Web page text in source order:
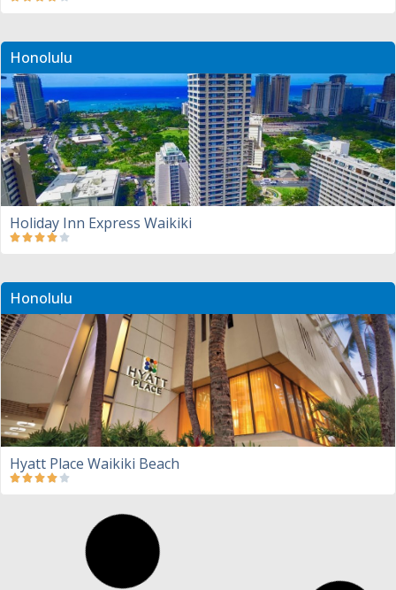
Honolulu
Holiday Inn Express Waikiki
Honolulu
Hyatt Place Waikiki Beach